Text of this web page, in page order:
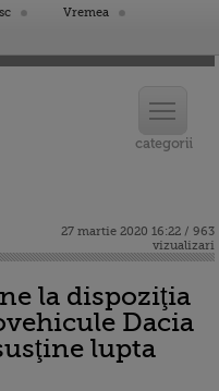
Vremea
27 martie 2020 16:22 / 963
vizualizari
la dispoziţia
Dacia
lupta